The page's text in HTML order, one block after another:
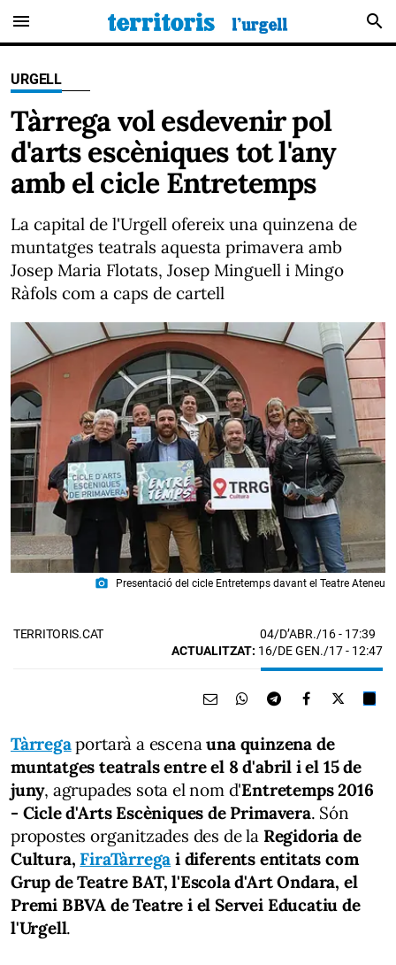
menu search
URGELL
Tàrrega vol esdevenir pol
d'arts escèniques tot l'any
amb el cicle Entretemps
La capital de l'Urgell ofereix una quinzena de
muntatges teatrals aquesta primavera amb
Josep Maria Flotats, Josep Minguell i Mingo
Ràfols com a caps de cartell
photo_camera Presentació del cicle Entretemps davant el Teatre Ateneu
TERRITORIS.CAT 04/D’ABR./16- 17:39
ACTUALITZAT: 16/DE GEN./17 - 12:47
Tàrregaportarà a escenauna quinzena de
muntatges teatrals entre el 8 d'abril i el 15 de
juny, agrupades sota el nom d'Entretemps 2016
- Cicle d'Arts Escèniques de Primavera. Són
propostes organitzades des de la Regidoria de
Cultura, FiraTàrrega i diferents entitats com
Grup de Teatre BAT, l'Escola d'Art Ondara, el
Premi BBVA de Teatre i el Servei Educatiu de
l'Urgell.